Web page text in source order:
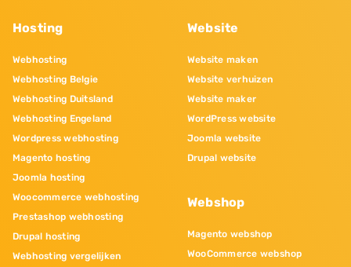
Hosting
Webhosting
Webhosting Belgie
Webhosting Duitsland
Webhosting Engeland
Wordpress webhosting
Magento hosting
Joomla hosting
Woocommerce webhosting
Prestashop webhosting
Drupal hosting
Webhosting vergelijken
Website
Website maken
Website verhuizen
Website maker
WordPress website
Joomla website
Drupal website
Webshop
Magento webshop
WooCommerce webshop